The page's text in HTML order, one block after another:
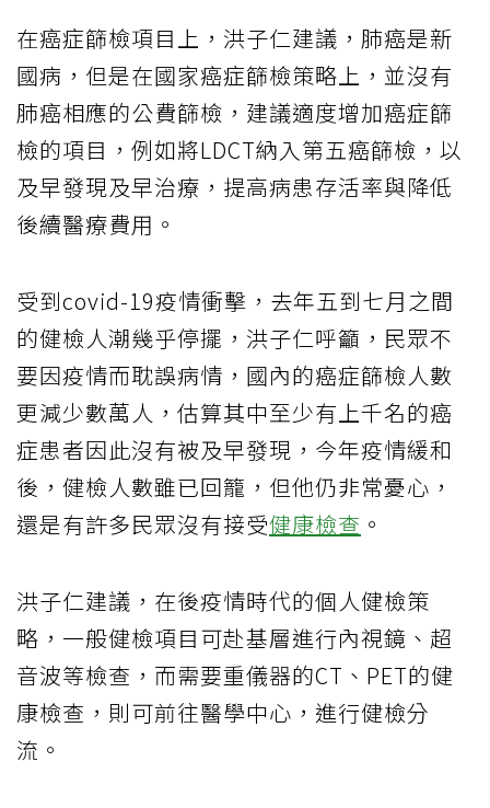
在癌症篩檢項目上，洪子仁建議，肺癌是新
國病，但是在國家癌症篩檢策略上，並沒有
肺癌相應的公費篩檢，建議適度增加癌症篩
檢的項目，例如將LDCT納入第五癌篩檢，以
及早發現及早治療，提高病患存活率與降低
後續醫療費用。
受到covid-19疫情衝擊，去年五到七月之間
的健檢人潮幾乎停擺，洪子仁呼籲，民眾不
要因疫情而耽誤病情，國內的癌症篩檢人數
更減少數萬人，估算其中至少有上千名的癌
症患者因此沒有被及早發現，今年疫情緩和
後，健檢人數雖已回籠，但他仍非常憂心，
還是有許多民眾沒有接受健康檢查 。
洪子仁建議，在後疫情時代的個人健檢策
略，一般健檢項目可赴基層進行內視鏡、超
音波等檢查，而需要重儀器的CT、PET的健
康檢查，則可前往醫學中心，進行健檢分
流。